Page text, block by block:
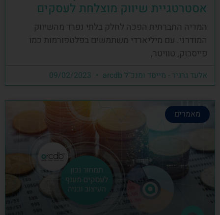
אסטרטגיית שיווק מוצלחת לעסקים
המדיה החברתית הפכה לחלק בלתי נפרד מהשיווק
המודרני. עם מיליארדי משתמשים בפלטפורמות כמו
פייסבוק, טוויטר,
אלעד גרגיר - מייסד ומנכ"ל arcdb
מאמרים